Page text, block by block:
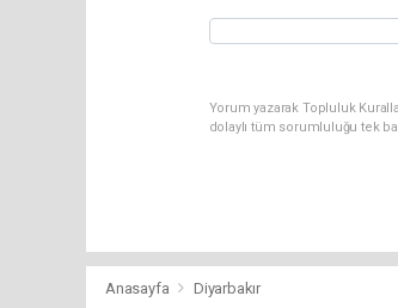
Yorum yazarak Topluluk
dolaylı tüm sorumluluğu tek
Anasayfa Diyarbakır